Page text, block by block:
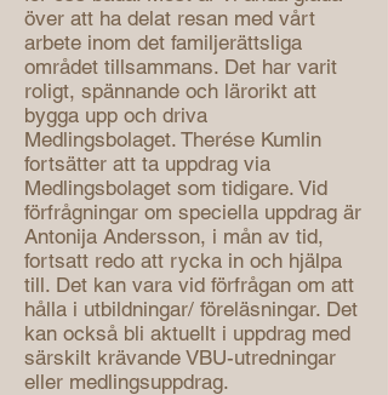
över att ha delat resan med vårt
arbete inom det familjerättsliga
området tillsammans. Det har varit
roligt, spännande och lärorikt att
bygga upp och driva
Medlingsbolaget. Therése Kumlin
fortsätter att ta uppdrag via
Medlingsbolaget som tidigare. Vid
förfrågningar om speciella uppdrag är
Antonija Andersson, i mån av tid,
fortsatt redo att rycka in och hjälpa
till. Det kan vara vid förfrågan om att
hålla i utbildningar/ föreläsningar. Det
kan också bli aktuellt i uppdrag med
särskilt krävande VBU-utredningar
eller medlingsuppdrag.